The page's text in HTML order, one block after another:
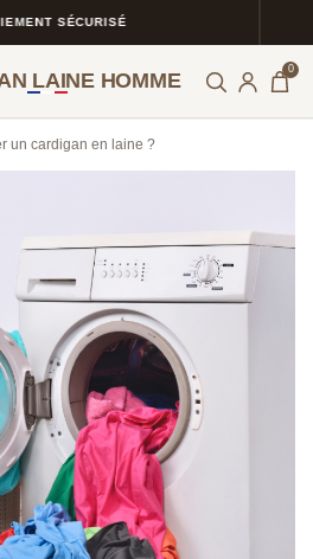
SÉCURISÉ
LAINE HOMME 0
un cardigan en laine ?